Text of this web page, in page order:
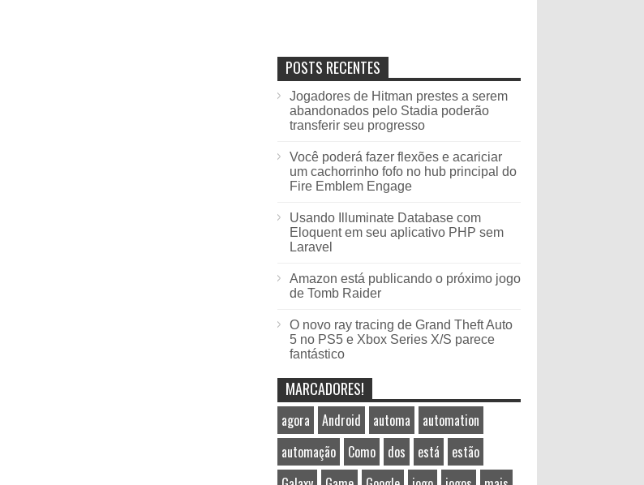
POSTS RECENTES
Jogadores de Hitman prestes a serem
abandonados pelo Stadia poderão
transferir seu progresso
Você poderá fazer flexões e acariciar
um cachorrinho fofo no hub principal do
Fire Emblem Engage
Usando Illuminate Database com
Eloquent em seu aplicativo PHP sem
Laravel
Amazon está publicando o próximo jogo
de Tomb Raider
O novo ray tracing de Grand Theft Auto
5 no PS5 e Xbox Series X/S parece
fantástico
MARCADORES!
agora Android automa
automation
automação
Como dos está
estão